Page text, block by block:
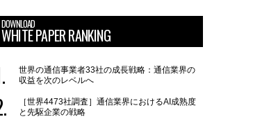
DOWNLOAD
WHITE PAPER RANKING
世界の通信事業者33社の成長戦略：通信業界の
収益を次のレベルへ
［世界4473社調査］通信業界におけるAI成熟度
と先駆企業の戦略